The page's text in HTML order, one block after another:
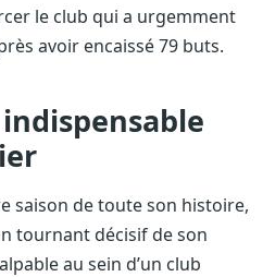
le club qui a urgemment
avoir encaissé 79 buts.
saison de toute son histoire,
tournant décisif de son
au sein d’un club